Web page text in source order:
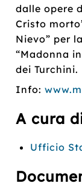
dalle opere
Cristo
Nievo” per
“Madonna
dei Turchini.
Info:
A cura
Ufficio